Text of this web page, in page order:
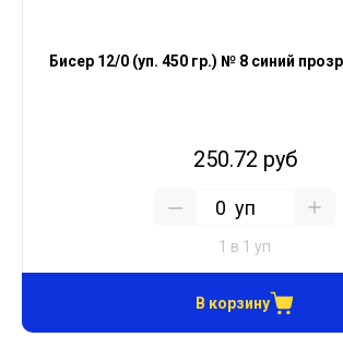
Бисер 12/0 (уп. 450 гр.) № 8 синий
250.72 руб
уп
1 в 1 уп
В корзину